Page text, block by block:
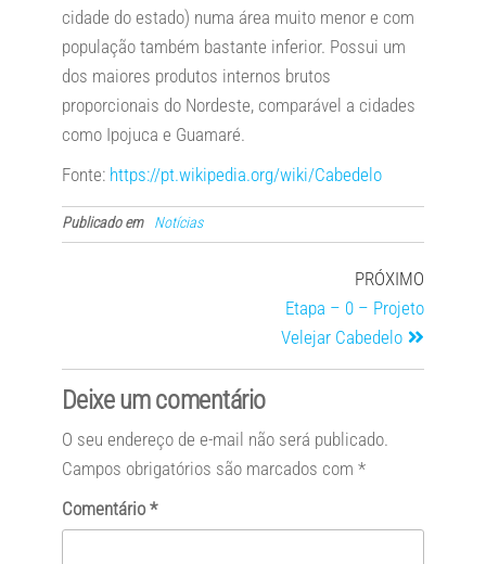
cidade do estado) numa área muito menor e com
população também bastante inferior. Possui um
dos maiores produtos internos brutos
proporcionais do Nordeste, comparável a cidades
como Ipojuca e Guamaré.
Fonte: https://pt.wikipedia.org/wiki/Cabedelo
Publicado em Notícias
PRÓXIMO
Etapa – 0 – Projeto
Velejar Cabedelo
Deixe um comentário
O seu endereço de e-mail não será publicado.
Campos obrigatórios são marcados com *
Comentário *